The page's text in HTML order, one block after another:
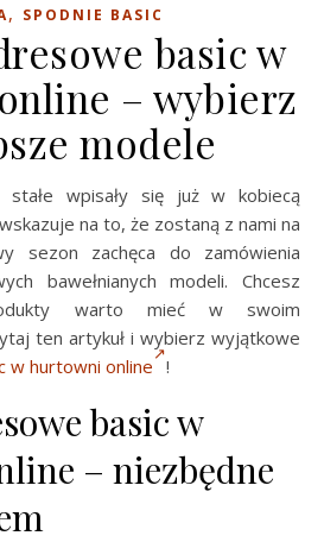
, SPODNIE BASIC
basic w
– wybierz
modele
stałe wpisały się już w kobiecą
na to, że zostaną z nami na
sezon zachęca do zamówienia
bawełnianych modeli. Chcesz
warto mieć w swoim
ten artykuł i wybierz wyjątkowe
w hurtowni online !
basic w
– niezbędne